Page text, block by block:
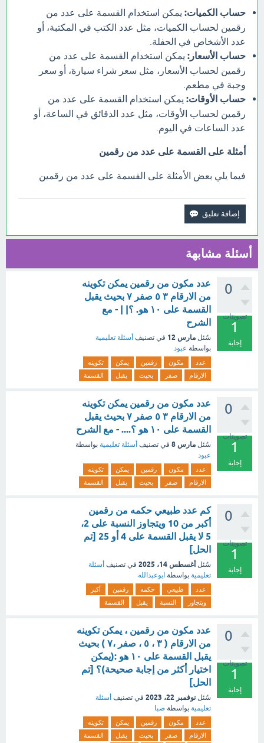
حساب الكميات: يمكن استخدام القسمة على عدد من
رقمين لحساب الكميات، مثل عدد الكتب في المكتبة، أو
عدد الأشخاص في الحفلة.
حساب الأسعار: يمكن استخدام القسمة على عدد من
رقمين لحساب الأسعار، مثل سعر شراء سيارة، أو سعر
وجبة في مطعم.
حساب الأوقات: يمكن استخدام القسمة على عدد من
رقمين لحساب الأوقات، مثل عدد الدقائق في الساعة، أو
عدد الساعات في اليوم.
أمثلة على القسمة على عدد من رقمين
فيما يلي بعض الأمثلة على القسمة على عدد من رقمين
أسئلة مشابهة
0
تصويتات
1
إجابة
عدد مكون من رقمين يمكن تكوينه
من الارقام ٣ ٥ صفر ٧ بحيث يقبل
القسمة على ١٠ هو. ؟| | - مع
الشرح
سُئل مارس 12 في تصنيف أسئلة تعليمية
بواسطة عبود
عدد مكون رقمين يمكن
تكوينه
الارقام
صفر بحيث يقبل القسمة
0
تصويتات
1
إجابة
عدد مكون من رقمين يمكن تكوينه
من الارقام ٣ ٥ صفر ٧ بحيث يقبل
القسمة على ١٠ هو ؟.... - مع الشرح
سُئل مارس 8 في تصنيف أسئلة تعليمية بواسطة
عبود
عدد مكون رقمين يمكن
تكوينه
الارقام
صفر بحيث يقبل القسمة
0
تصويتات
1
إجابة
كم عدد طبيعي حكمه من رقمين
أكبر من 10 ويتجاوز النسبة على 2،
5 لا يقبل القسمة على 4 أو 25 [تم
الحل]
سُئل أغسطس 14، 2025 في تصنيف أسئلة
تعليمية بواسطة ابوعبدالله
عدد طبيعي حكمه رقمين
أكبر
ويتجاوز
النسبة يقبل القسمة
0
تصويتات
1
إجابة
عدد مكون من رقمين ، يمكن تكوينه
من الارقام ( ۳ ، ٥ ، صفر ،۷ ) بحيث
يقبل القسمة على ١٠ هو :(يمكن
اختيار أكثر من إجابة صحيحة)؟ [تم
الحل]
سُئل نوفمبر 22، 2023 في تصنيف أسئلة
تعليمية بواسطة صبا
عدد مكون رقمين يمكن
تكوينه
الارقام
صفر بحيث يقبل
القسمة